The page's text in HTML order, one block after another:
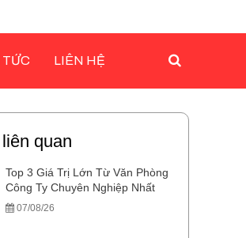
LIÊN HỆ
quan
Top 3 Giá Trị Lớn Từ Văn Phòng
Công Ty Chuyên Nghiệp Nhất
07/08/26